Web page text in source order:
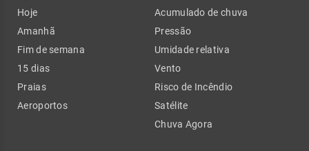
Hoje
Amanhã
Fim de semana
15 dias
Praias
Aeroportos
Acumulado de chuva
Pressão
Umidade relativa
Vento
Risco de Incêndio
Satélite
Chuva Agora